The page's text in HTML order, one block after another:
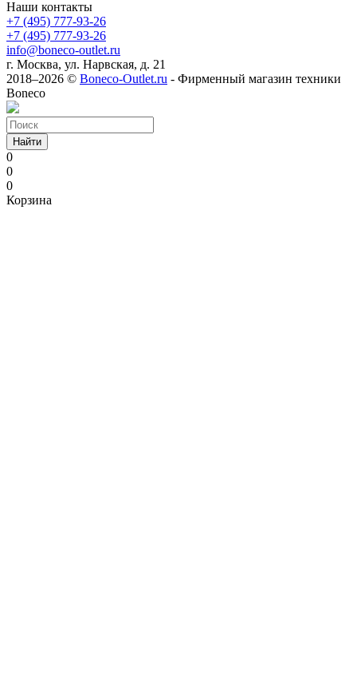
Наши контакты
+7 (495) 777-93-26
+7 (495) 777-93-26
info@boneco-outlet.ru
г. Москва, ул. Нарвская, д. 21
2018–2026 © Boneco-Outlet.ru - Фирменный магазин техники
Boneco
Найти
0
0
0
Корзина